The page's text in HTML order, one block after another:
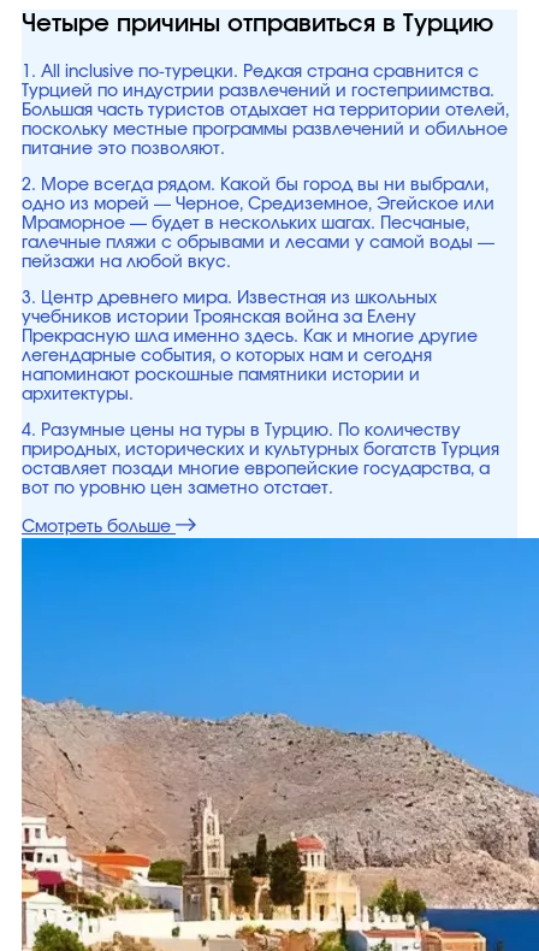
Четыре причины отправиться в Турцию
1. All inclusive по-турецки. Редкая страна сравнится с
Турцией по индустрии развлечений и гостеприимства.
Большая часть туристов отдыхает на территории отелей,
поскольку местные программы развлечений и обильное
питание это позволяют.
2. Море всегда рядом. Какой бы город вы ни выбрали,
одно из морей — Черное, Средиземное, Эгейское или
Мраморное — будет в нескольких шагах. Песчаные,
галечные пляжи с обрывами и лесами у самой воды —
пейзажи на любой вкус.
3. Центр древнего мира. Известная из школьных
учебников истории Троянская война за Елену
Прекрасную шла именно здесь. Как и многие другие
легендарные события, о которых нам и сегодня
напоминают роскошные памятники истории и
архитектуры.
4. Разумные цены на туры в Турцию. По количеству
природных, исторических и культурных богатств Турция
оставляет позади многие европейские государства, а
вот по уровню цен заметно отстает.
Смотреть больше